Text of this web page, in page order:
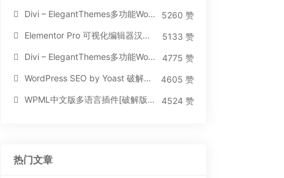
Divi – ElegantThemes多功能WordPress主题[汉化版4.4.2]
5260 赞
Elementor Pro 可视化编辑器汉化版[免费持续更新]
5133 赞
Divi – ElegantThemes多功能WordPress主题[汉化版3.1.95]
4775 赞
WordPress SEO by Yoast 破解版[14.3]
4605 赞
WPML中文版多语言插件[破解版][4.3.15]
4524 赞
热门文章